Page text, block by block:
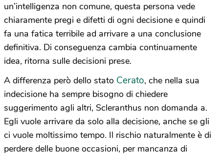
un’intelligenza non comune, questa persona vede
chiaramente pregi e difetti di ogni decisione e quindi
fa una fatica terribile ad arrivare a una conclusione
definitiva. Di conseguenza cambia continuamente
idea, ritorna sulle decisioni prese.
A differenza però dello stato Cerato, che nella sua
indecisione ha sempre bisogno di chiedere
suggerimento agli altri, Scleranthus non domanda a.
Egli vuole arrivare da solo alla decisione, anche se gli
ci vuole moltissimo tempo. Il rischio naturalmente è di
perdere delle buone occasioni, per mancanza di